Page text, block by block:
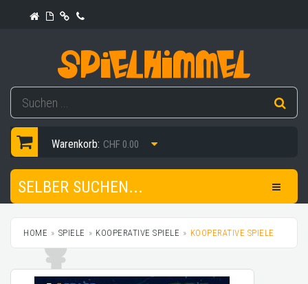
Warenkorb: CHF 0.00
SELBER SUCHEN...
HOME SPIELE KOOPERATIVE SPIELE KOOPERATIVE SPIELE